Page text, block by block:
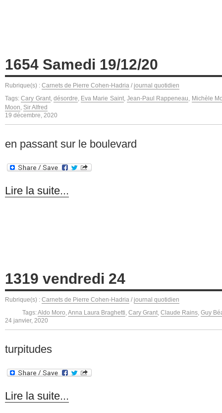
1654 Samedi 19/12/20
Rubrique(s) : Carnets de Pierre Cohen-Hadria / journal quotidien
Tags:Cary Grant, désordre, Eva Marie Saint, Jean-Paul Rappeneau, Michèle
Moon, Sir Alfred
19 décembre, 2020
en passant sur le boulevard
Lire la suite...
1319 vendredi 24
Rubrique(s) : Carnets de Pierre Cohen-Hadria / journal quotidien
Tags:Aldo Moro Anna Laura Braghetti Cary Grant Claude Rains Guy
24 janvier, 2020
turpitudes
Lire la suite...